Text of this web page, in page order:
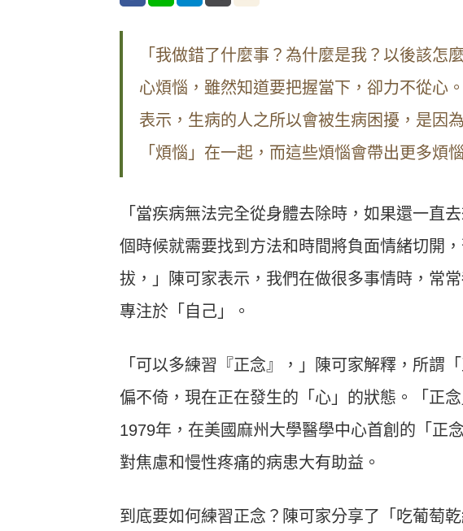
「我做錯了什麼事？為什麼是我？以後該怎
心煩惱，雖然知道要把握當下，卻力不從心
表示，生病的人之所以會被生病困擾，是因
「煩惱」在一起，而這些煩惱會帶出更多煩惱
「當疾病無法完全從身體去除時，如果還一直
個時候就需要找到方法和時間將負面情緒切開
拔，」陳可家表示，我們在做很多事情時，常
專注於「自己」。
「可以多練習『正念』，」陳可家解釋，所謂
偏不倚，現在正在發生的「心」的狀態。「正
1979年，在美國麻州大學醫學中心首創的「正
對焦慮和慢性疼痛的病患大有助益。
到底要如何練習正念？陳可家分享了「吃葡萄